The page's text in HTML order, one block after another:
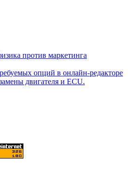
против маркетинга
опций в онлайн-редакторе
двигателя и ECU.